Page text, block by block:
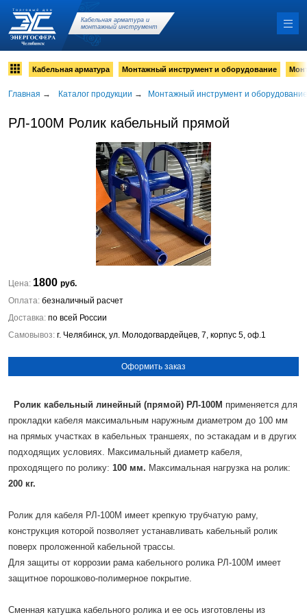
Кабельная арматура и
монтажный инструмент
Кабельная арматура Монтажный инструмент и оборудование
Главная → Каталог продукции → Монтажный инструмент и оборудование
РЛ-100М Ролик кабельный прямой
Цена: 1800 руб.
Оплата: безналичный расчет
Доставка: по всей России
Самовывоз: г. Челябинск, ул. Молодогвардейцев, 7, корпус 5, оф.1
Оформить заказ
Ролик кабельный линейный (прямой) РЛ-100М применяется для
прокладки кабеля максимальным наружным диаметром до 100 мм
на прямых участках в кабельных траншеях, по эстакадам и в других
подходящих условиях. Максимальный диаметр кабеля,
проходящего по ролику: 100 мм. Максимальная нагрузка на ролик:
200 кг.
Ролик для кабеля РЛ-100М имеет крепкую трубчатую раму,
конструкция которой позволяет устанавливать кабельный ролик
поверх проложенной кабельной трассы.
Для защиты от коррозии рама кабельного ролика РЛ-100М имеет
защитное порошково-полимерное покрытие.
Сменная катушка кабельного ролика и ее ось изготовлены из